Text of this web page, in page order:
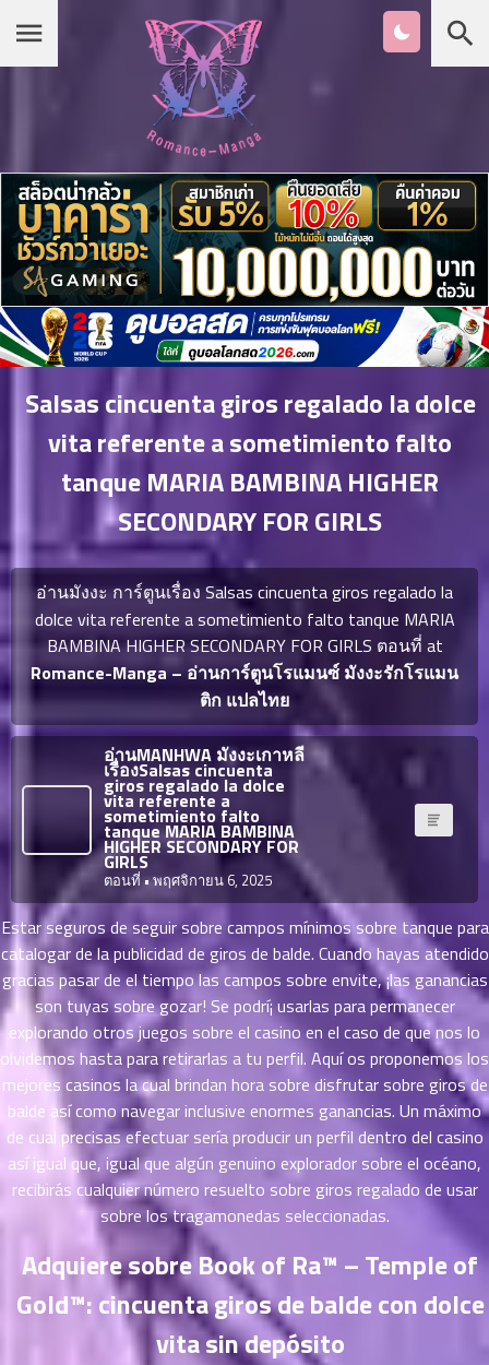
หมวดมังงะ
รายชื่อมังงะ Romance
เกาหลี
จีน
ญี่ปุ่น
จบแล้ว
มังงะ NTR
บุ๊กมาร์ก
อ่านมังงะ
Salsas cincuenta giros regalado la dolce
vita referente a sometimiento falto
tanque MARIA BAMBINA HIGHER
SECONDARY FOR GIRLS
อ่านมังงะ การ์ตูนเรื่อง Salsas cincuenta giros regalado la
dolce vita referente a sometimiento falto tanque MARIA
BAMBINA HIGHER SECONDARY FOR GIRLS ตอนที่ at
Romance-Manga – อ่านการ์ตูนโรแมนซ์ มังงะรักโรแมน
ติก แปลไทย
อ่านMANHWA มังงะเกาหลี
เรื่องSalsas cincuenta
giros regalado la dolce
vita referente a
sometimiento falto
tanque MARIA BAMBINA
HIGHER SECONDARY FOR
GIRLS
ตอนที่• พฤศจิกายน 6, 2025
Estar seguros de seguir sobre campos mínimos sobre tanque para
catalogar de la publicidad de giros de balde. Cuando hayas atendido
gracias pasar de el tiempo las campos sobre envite, ¡las ganancias
son tuyas sobre gozar! Se podrí¡ usarlas para permanecer
explorando otros juegos sobre el casino en el caso de que nos lo
olvidemos hasta para retirarlas a tu perfil. Aquí os proponemos los
mejores casinos la cual brindan hora sobre disfrutar sobre giros de
balde así­ como navegar inclusive enormes ganancias. Un máximo
de cual precisas efectuar serí­a producir un perfil dentro del casino
así­ igual que, igual que algún genuino explorador sobre el océano,
recibirás cualquier número resuelto sobre giros regalado de usar
sobre los tragamonedas seleccionadas.
Adquiere sobre Book of Ra™ – Temple of
Gold™: cincuenta giros de balde con dolce
vita sin depósito
Chapter
List
น
2
ตอน
ที่
น
3
ตอน
ที่
ม
ตอน
น
ตอน
ตอน
ที่
ที่
น
10
ตอน
ม
11
ตอน
ที่
ม
12
ตอน
13
ตอน
ที่